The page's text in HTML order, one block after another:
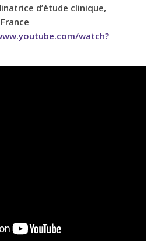
d’étude clinique,
watch?